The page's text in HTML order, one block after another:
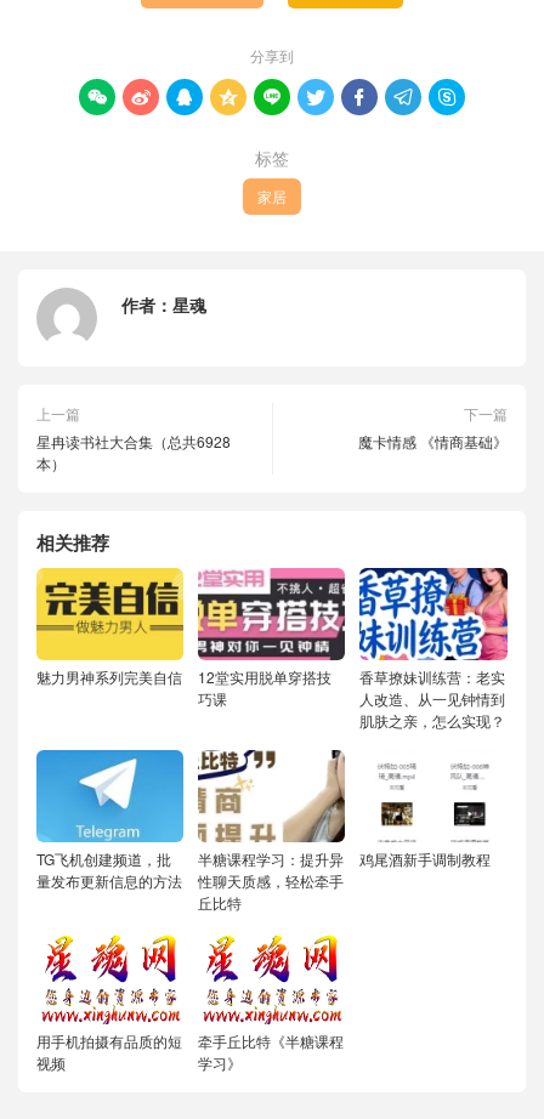
分享到
        
标签
家居
作者： 星魂
上一篇
星冉读书社大合集（总共6928
本）
下一篇
魔卡情感 《情商基础》
相关推荐
魅力男神系列完美自信
12堂实用脱单穿搭技
巧课
香草撩妹训练营：老实
人改造、从一见钟情到
肌肤之亲，怎么实现？
TG飞机创建频道，批
量发布更新信息的方法
半糖课程学习：提升异
性聊天质感，轻松牵手
丘比特
鸡尾酒新手调制教程
用手机拍摄有品质的短
视频
牵手丘比特《半糖课程
学习》